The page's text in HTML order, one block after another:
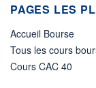
PAGES LES
Accueil Bourse
Tous les cours
Cours CAC 40